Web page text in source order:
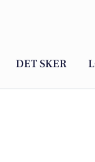
DET SKER